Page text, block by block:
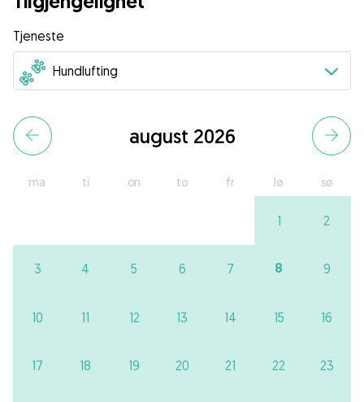
Tjeneste
august 2026
ma ti on to fr lø sø
1 2
3 4 5 6 7 8 9
10 11 12 13 14 15 16
17 18 19 20 21 22 23